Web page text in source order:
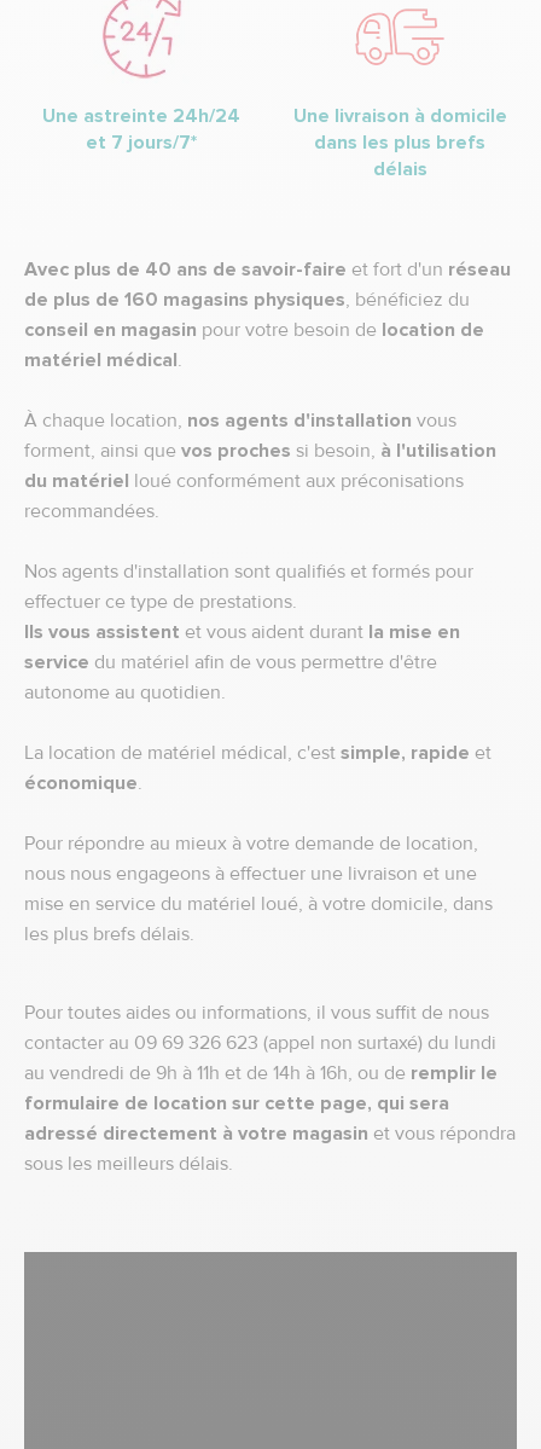
Une astreinte 24h/24
et 7 jours/7*
Une livraison à domicile
dans les plus brefs
délais
Avec plus de 40 ans de savoir-faire et fort d'un réseau
de plus de 160 magasins physiques, bénéficiez du
conseil en magasin pour votre besoin de location de
matériel médical.
À chaque location, nos agents d'installation vous
forment, ainsi que vos proches si besoin, à l'utilisation
du matériel loué conformément aux préconisations
recommandées.
Nos agents d'installation sont qualifiés et formés pour
effectuer ce type de prestations.
Ils vous assistent et vous aident durant la mise en
service du matériel afin de vous permettre d'être
autonome au quotidien.
La location de matériel médical, c'est simple, rapide et
économique.
Pour répondre au mieux à votre demande de location,
nous nous engageons à effectuer une livraison et une
mise en service du matériel loué, à votre domicile, dans
les plus brefs délais.
Pour toutes aides ou informations, il vous suffit de nous
contacter au 09 69 326 623 (appel non surtaxé) du lundi
au vendredi de 9h à 11h et de 14h à 16h, ou de remplir le
formulaire de location sur cette page, qui sera
adressé directement à votre magasin et vous répondra
sous les meilleurs délais.